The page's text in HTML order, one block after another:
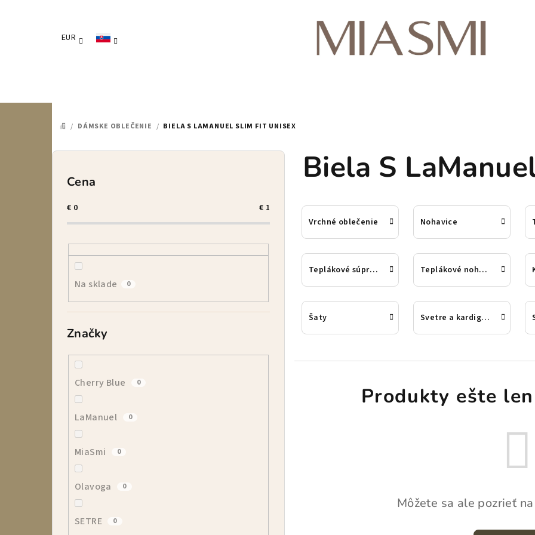
EUR
DOMOV
/ DÁMSKE OBLEČENIE / BIELA S LAMANUEL SLIM FIT UNISEX
B
Cena
€ 0 € 1
Na sklade 0
Značky
Cherry Blue 0
LaManuel 0
MiaSmi 0
Olavoga 0
SETRE 0
Biela S
Vrchné oblečenie Nohavice
Teplákové súpravy Teplákové nohavice
Šaty Svetre a kardigany
Produkty ešte
Môžete sa ale pozrieť